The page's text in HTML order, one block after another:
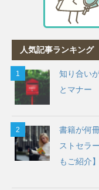
人気記事ランキング
知り合い
とマナー
書籍が何
ストセラ
もご紹介】